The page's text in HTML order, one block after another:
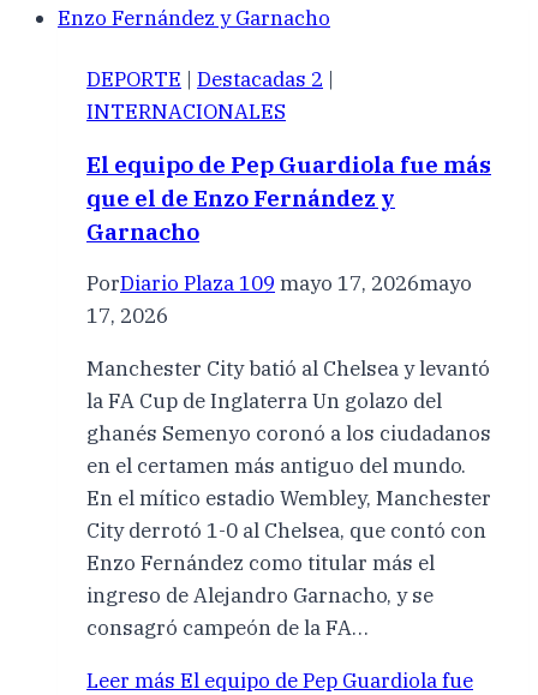
DEPORTE | Destacadas 2 |
INTERNACIONALES
El equipo de Pep Guardiola fue más
que el de Enzo Fernández y
Garnacho
PorDiario Plaza 109 mayo 17, 2026mayo
17, 2026
Manchester City batió al Chelsea y levantó
la FA Cup de Inglaterra Un golazo del
ghanés Semenyo coronó a los ciudadanos
en el certamen más antiguo del mundo.
En el mítico estadio Wembley, Manchester
City derrotó 1-0 al Chelsea, que contó con
Enzo Fernández como titular más el
ingreso de Alejandro Garnacho, y se
consagró campeón de la FA…
Leer más El equipo de Pep Guardiola fue